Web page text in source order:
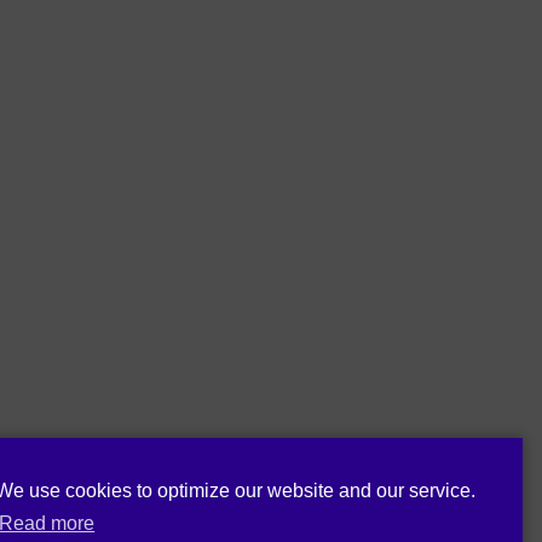
use cookies to optimize our website and our service.
Read more